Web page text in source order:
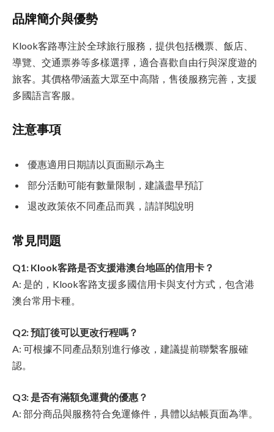
品牌簡介與優勢
Klook客路專注於全球旅行服務，提供包括機票、飯店、
導覽、交通票券等多樣選擇，適合喜歡自由行與深度遊的
旅客。其價格帶涵蓋大眾至中高階，售後服務完善，支援
多國語言客服。
注意事項
優惠適用日期請以頁面顯示為主
部分活動可能有數量限制，建議盡早預訂
退改政策依不同產品而異，請詳閱說明
常見問題
Q1: Klook客路是否支援港澳台地區的信用卡？
A: 是的，Klook客路支援多國信用卡與支付方式，包含港
澳台常用卡種。
Q2: 預訂後可以更改行程嗎？
A: 可根據不同產品類別進行修改，建議提前聯繫客服確
認。
Q3: 是否有滿額免運費的優惠？
A: 部分商品與服務符合免運條件，具體以結帳頁面為準。